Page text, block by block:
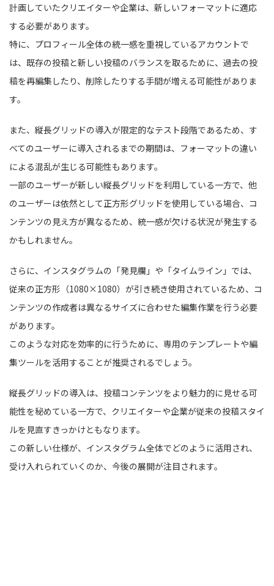
計画していたクリエイターや企業は、新しいフォーマットに適応
する必要があります。
特に、プロフィール全体の統一感を重視しているアカウントで
は、既存の投稿と新しい投稿のバランスを取るために、過去の投
稿を再編集したり、削除したりする手間が増える可能性がありま
す。
また、縦長グリッドの導入が限定的なテスト段階であるため、す
べてのユーザーに導入されるまでの期間は、フォーマットの違い
による混乱が生じる可能性もあります。
一部のユーザーが新しい縦長グリッドを利用している一方で、他
のユーザーは依然として正方形グリッドを使用している場合、コ
ンテンツの見え方が異なるため、統一感が欠ける状況が発生する
かもしれません。
さらに、インスタグラムの「発見欄」や「タイムライン」では、
従来の正方形（1080×1080）が引き続き使用されているため、コ
ンテンツの作成者は異なるサイズに合わせた編集作業を行う必要
があります。
このような対応を効率的に行うために、専用のテンプレートや編
集ツールを活用することが推奨されるでしょう。
縦長グリッドの導入は、投稿コンテンツをより魅力的に見せる可
能性を秘めている一方で、クリエイターや企業が従来の投稿スタイ
ルを見直すきっかけともなります。
この新しい仕様が、インスタグラム全体でどのように活用され、
受け入れられていくのか、今後の展開が注目されます。